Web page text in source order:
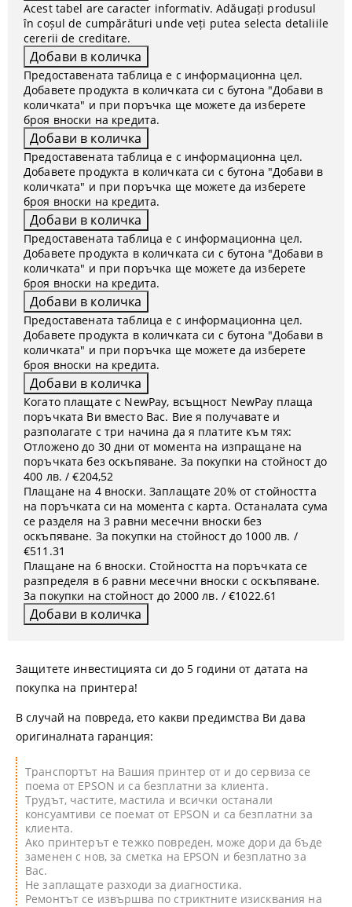
Защитете инвестицията си до 5 години от датата на
покупка на принтера!
В случай на повреда, ето какви предимства Ви дава
оригиналната гаранция:
Транспортът на Вашия принтер от и до сервиза се
поема от EPSON и са безплатни за клиента.
Трудът, частите, мастила и всички останали
консуамтиви се поемат от EPSON и са безплатни за
клиента.
Ако принтерът е тежко повреден, може дори да бъде
заменен с нов, за сметка на EPSON и безплатно за
Вас.
Не заплащате разходи за диагностика.
Ремонтът се извършва по стриктните изисквания на
Acest tabel are caracter informativ. Adăugați produsul
în coșul de cumpărături unde veți putea selecta detaliile
cererii de creditare.
Предоставената таблица е с информационна цел.
Добавете продукта в количката си с бутона "Добави в
количката" и при поръчка ще можете да изберете
броя вноски на кредита.
Предоставената таблица е с информационна цел.
Добавете продукта в количката си с бутона "Добави в
количката" и при поръчка ще можете да изберете
броя вноски на кредита.
Предоставената таблица е с информационна цел.
Добавете продукта в количката си с бутона "Добави в
количката" и при поръчка ще можете да изберете
броя вноски на кредита.
Предоставената таблица е с информационна цел.
Добавете продукта в количката си с бутона "Добави в
количката" и при поръчка ще можете да изберете
броя вноски на кредита.
Когато плащате с NewPay, всъщност NewPay плаща
поръчката Ви вместо Вас. Вие я получавате и
разполагате с три начина да я платите към тях:
Отложено до 30 дни от момента на изпращане на
поръчката без оскъпяване. За покупки на стойност до
400 лв. / €204,52
Плащане на 4 вноски. Заплащате 20% от стойността
на поръчката си на момента с карта. Останалата сума
се разделя на 3 равни месечни вноски без
оскъпяване. За покупки на стойност до 1000 лв. /
€511.31
Плащане на 6 вноски. Стойността на поръчката се
разпределя в 6 равни месечни вноски с оскъпяване.
За покупки на стойност до 2000 лв. / €1022.61